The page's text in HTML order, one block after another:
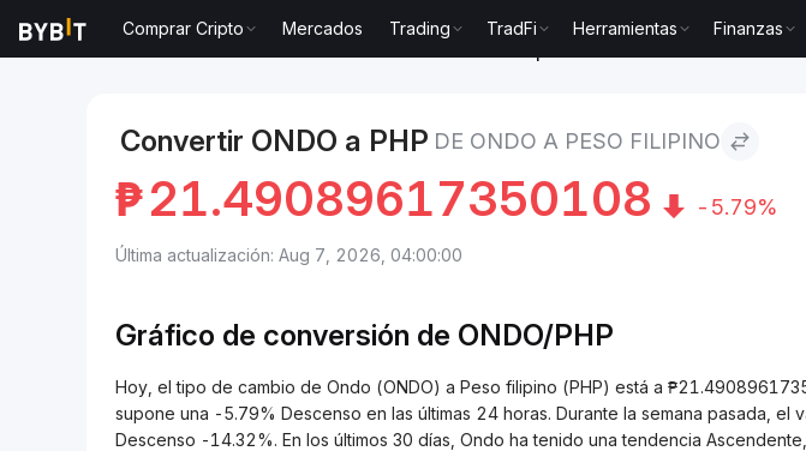
Comprar Cripto Mercados Trading TradFi Herramientas Finanzas
Convertir ONDO a PHP DE ONDO A PESO FILIPINO
₱21.49089617350108 -5.79%
Última actualización: Aug 7, 2026, 04:00:00
Gráfico de conversión de ONDO/PHP
Hoy, el tipo de cambio de Ondo (ONDO) a Peso filipino (PHP) está a
supone una -5.79% Descenso en las últimas 24 horas. Durante la semana pasada, el
Descenso -14.32%. En los últimos 30 días, Ondo ha tenido una tendencia